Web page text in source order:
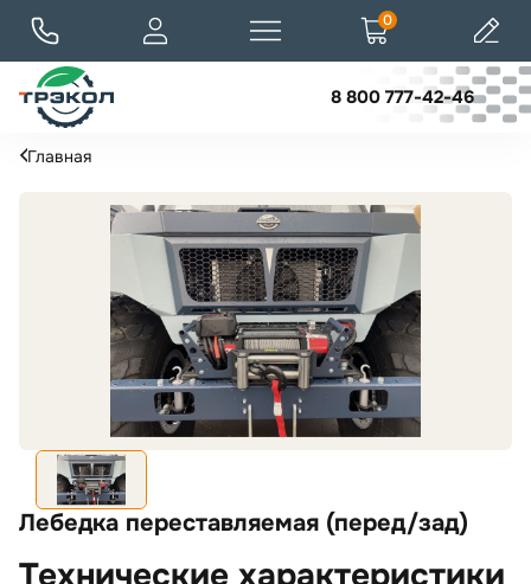
8 800 777-42-46
0
Главная
Лебедка переставляемая (перед/зад)